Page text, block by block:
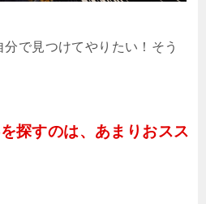
で見つけてやりたい！そう
探すのは、あまりおスス